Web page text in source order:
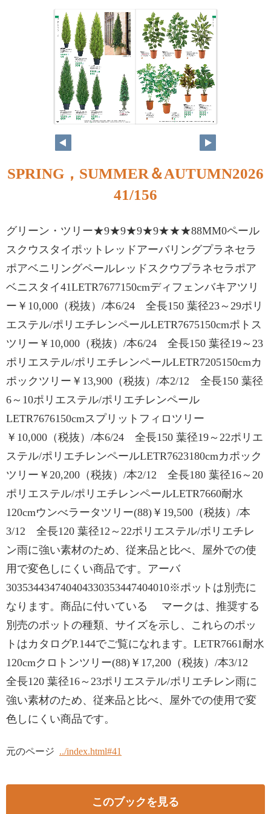
41
40
SPRING，SUMMER＆AUTUMN2026
41/156
グリーン・ツリー★9★9★9★9★★★88MM0ペール
スクウスタイポットレッドアーバリングプラネセラ
ポアベニリングペールレッドスクウプラネセラポア
ベニスタイ41LETR7677150cmディフェンバキアツリ
ー￥10,000（税抜）/本6/24 全長150 葉径23～29ポリ
エステル/ポリエチレンペールLETR7675150cmポトス
ツリー￥10,000（税抜）/本6/24 全長150 葉径19～23
ポリエステル/ポリエチレンペールLETR7205150cmカ
ポックツリー￥13,900（税抜）/本2/12 全長150 葉径
6～10ポリエステル/ポリエチレンペール
LETR7676150cmスプリットフィロツリー
￥10,000（税抜）/本6/24 全長150 葉径19～22ポリエ
ステル/ポリエチレンペールLETR7623180cmカポック
ツリー￥20,200（税抜）/本2/12 全長180 葉径16～20
ポリエステル/ポリエチレンペールLETR7660耐水
120cmウンべラータツリー(88)￥19,500（税抜）/本
3/12 全長120 葉径12～22ポリエステル/ポリエチレ
ン雨に強い素材のため、従来品と比べ、屋外での使
用で変色しにくい商品です。アーバ
303534434740404330353447404010※ポットは別売に
なります。商品に付いている マークは、推奨する
別売のポットの種類、サイズを示し、これらのポッ
トはカタログP.144でご覧になれます。LETR7661耐水
120cmクロトンツリー(88)￥17,200（税抜）/本3/12
全長120 葉径16～23ポリエステル/ポリエチレン雨に
強い素材のため、従来品と比べ、屋外での使用で変
色しにくい商品です。
元のページ ../index.html#41
このブックを見る